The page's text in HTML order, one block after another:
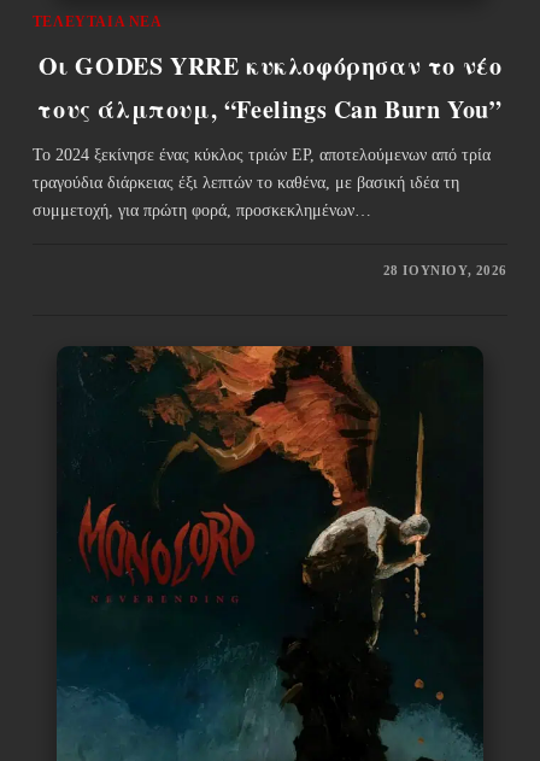
ΤΕΛΕΥΤΑΊΑ ΝΈΑ
Οι GODES YRRE κυκλοφόρησαν το νέο
τους άλμπουμ, “Feelings Can Burn You”
Το 2024 ξεκίνησε ένας κύκλος τριών EP, αποτελούμενων από τρία
τραγούδια διάρκειας έξι λεπτών το καθένα, με βασική ιδέα τη
συμμετοχή, για πρώτη φορά, προσκεκλημένων…
28 ΙΟΥΝΊΟΥ, 2026